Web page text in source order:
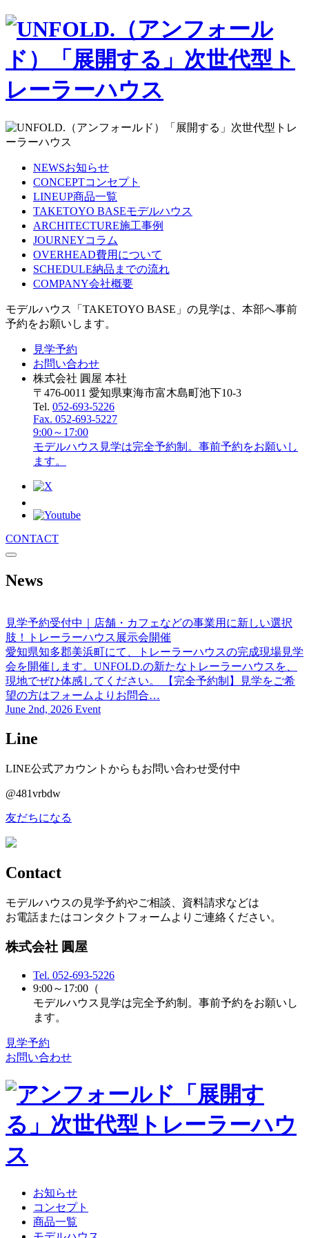
NEWSお知らせ
CONCEPTコンセプト
LINEUP商品一覧
TAKETOYO BASEモデルハウス
ARCHITECTURE施工事例
JOURNEYコラム
OVERHEAD費用について
SCHEDULE納品までの流れ
COMPANY会社概要
モデルハウス「TAKETOYO BASE」の見学は、本部へ事前
予約をお願いします。
見学予約
お問い合わせ
株式会社 圓屋 本社
〒476-0011 愛知県東海市富木島町池下10-3
Tel. 052-693-5226
Fax. 052-693-5227
9:00～17:00
モデルハウス見学は完全予約制。事前予約をお願いし
ます。
CONTACT
News
見学予約受付中｜店舗・カフェなどの事業用に新しい選択
肢！トレーラーハウス展示会開催
愛知県知多郡美浜町にて、トレーラーハウスの完成現場見学
会を開催します。UNFOLD.の新たなトレーラーハウスを、
現地でぜひ体感してください。 【完全予約制】見学をご希
望の方はフォームよりお問合…
June 2nd, 2026 Event
Line
LINE公式アカウントからもお問い合わせ受付中
@481vrbdw
友だちになる
Contact
モデルハウスの見学予約やご相談、資料請求などは
お電話またはコンタクトフォームよりご連絡ください。
株式会社 圓屋
Tel. 052-693-5226
9:00～17:00（
モデルハウス見学は完全予約制。事前予約をお願いし
ます。
見学予約
お問い合わせ
お知らせ
コンセプト
商品一覧